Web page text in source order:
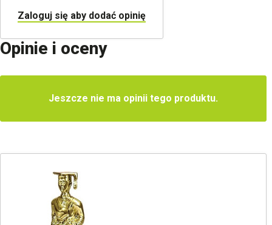
Zaloguj się aby dodać opinię
Opinie i oceny
Jeszcze nie ma opinii tego produktu.